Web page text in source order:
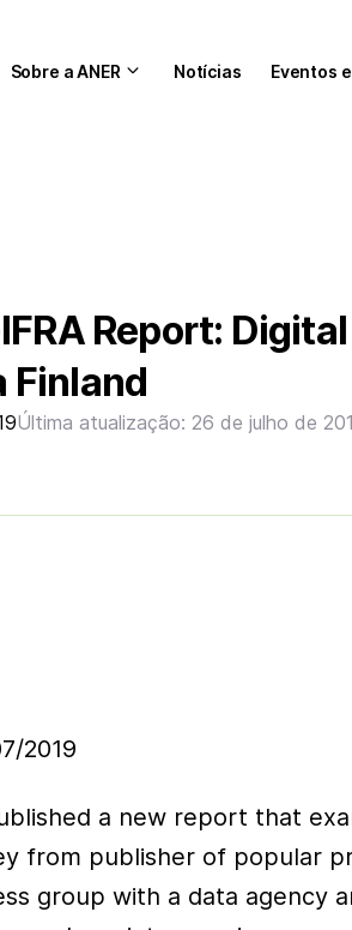
Sobre a ANER Notícias Eventos
Report:
Finland
Última atualização: 26 de julho de
2019
a new report that
from publisher of popular
group with a data agency